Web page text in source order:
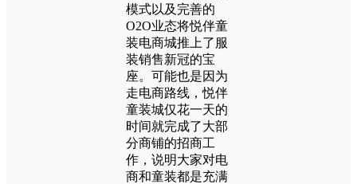
模式以及完善的
O2O业态将悦伴童
装电商城推上了服
装销售新冠的宝
座。可能也是因为
走电商路线，悦伴
童装城仅花一天的
时间就完成了大部
分商铺的招商工
作，说明大家对电
商和童装都是充满